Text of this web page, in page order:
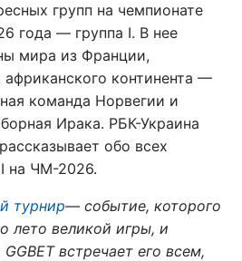
групп на чемпионате
года — группа I. В нее
мира из Франции,
континента —
команда Норвегии и
Ирака. РБК-Украина
обо всех
на ЧМ-2026.
турнир— событие, которого
лето великой игры, и
встречает его всем,